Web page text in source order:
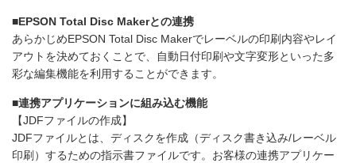
■EPSON Total Disc Makerとの連携
あらかじめEPSON Total Disc Makerでレーベルの印刷内容やレイ
アウトを決めておくことで、自動日付印刷や文字変形といった多
彩な編集機能を利用することができます。
■連携アプリケーションに組み込む機能
【JDFファイルの作成】
JDFファイルとは、ディスクを作成（ディスク書き込み/レーベル
印刷）するための指示書ファイルです。お客様の連携アプリケー